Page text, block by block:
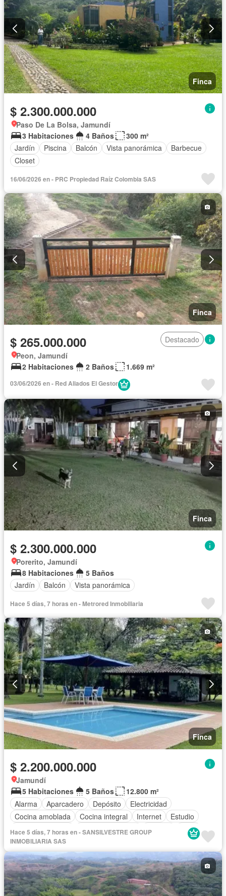
Finca
$ 2.300.000.000
Paso De La Bolsa, Jamundí
3 Habitaciones
4 Baños
300 m²
Jardín
Piscina Balcón Vista panorámica
Barbecue
Closet
16/06/2026 en - PRC Propiedad Raíz Colombia SAS
Finca
$ 265.000.000
Destacado
Peon, Jamundí
2 Habitaciones
2 Baños 1.669 m²
03/06/2026 en - Red Aliados El Gestor
Finca
$ 2.300.000.000
Porerito, Jamundí
8 Habitaciones
5 Baños
Jardín
Balcón Vista panorámica
Hace 5 días, 7 horas en - Metrored Inmobiliaria
Finca
$ 2.200.000.000
Jamundí
5 Habitaciones
5 Baños
12.800 m²
Alarma
Aparcadero Depósito
Electricidad
Cocina amoblada
Cocina integral Internet
Estudio
Vista panorámica
Cuarto de servicio Terraza
Agua
Tanque de agua
Acceso para personas con discapacidad
Jardín
Barbecue
Seguridad privada Piscina
Hace 5 días, 7 horas en - SANSILVESTRE GROUP
INMOBILIARIA SAS